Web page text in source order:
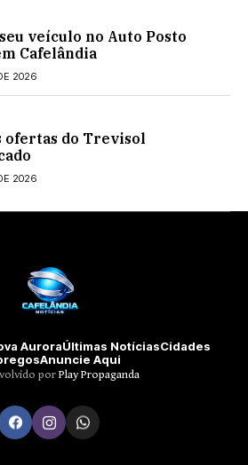
veículo no Auto Posto
Cafelândia
2026
ofertas do Trevisol
2026
AuroraÚltimas NotíciasCidades
Anuncie Aqui
porPlay Propaganda